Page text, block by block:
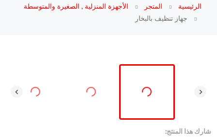
الرئيسية
المتجر
الأجهزة المنزلية , الصغيرة والمتوسطة
جهاز تنظيف بالبخار
شارك هذا المنتج: